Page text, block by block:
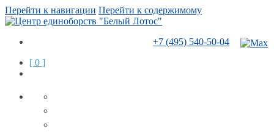
Перейти к навигации Перейти к содержимому
+7 (495) 540-50-04
[ 0 ]